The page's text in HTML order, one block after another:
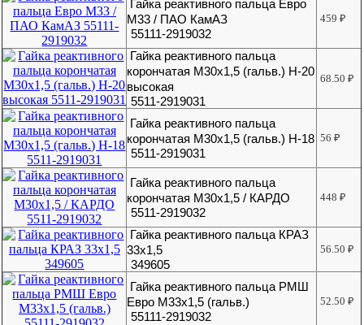
Гайка реактивного пальца Евро
М33 / ПАО КамАЗ
55111-2919032
459₽
Гайка реактивного пальца
корончатая М30х1,5 (гальв.) H-20
высокая
5511-2919031
68.50₽
Гайка реактивного пальца
корончатая М30х1,5 (гальв.) Н-18
5511-2919031
56₽
Гайка реактивного пальца
корончатая М30х1,5 / КАРДО
5511-2919032
448₽
Гайка реактивного пальца КРАЗ
33х1,5
349605
56.50₽
Гайка реактивного пальца РМШ
Евро М33х1,5 (гальв.)
55111-2919032
52.50₽